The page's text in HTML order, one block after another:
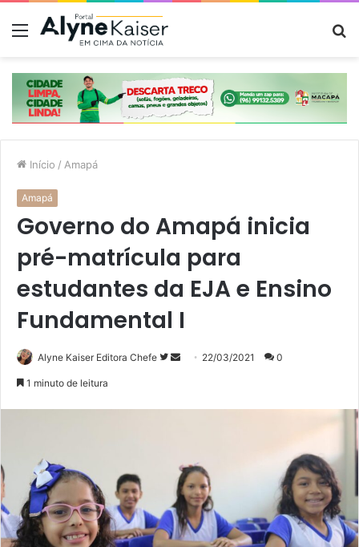
Menu
Início / Amapá
Amapá
Governo do Amapá inicia
pré-matrícula para
estudantes da EJA e Ensino
Fundamental I
Alyne Kaiser Editora Chefe
SigaMande22/03/2021 0
1 minuto de leitura